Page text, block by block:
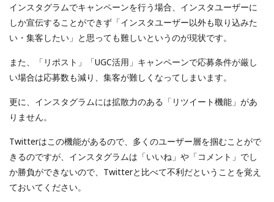
インスタグラムでキャンペーンを行う場合、インスタユーザーに
しか宣伝することができず「インスタユーザー以外も取り込みた
い・集客したい」と思っても難しいというのが現状です。
また、「リポスト」「UGC活用」キャンペーンで応募条件が厳し
い場合は応募数も減り、集客が難しくなってしまいます。
更に、インスタグラムには拡散力のある「リツイート機能」があ
りません。
Twitterはこの機能があるので、多くのユーザー層を掴むことがで
きるのですが、インスタグラムは「いいね」や「コメント」でし
か勝負ができないので、Twitterと比べて不利だということを覚え
ておいてください。